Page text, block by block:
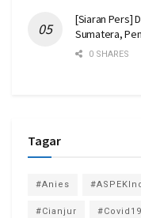
[Siaran Pers]
Sumatera,
0 SHARES
Tagar
#Anies
#Cianjur #Covid19